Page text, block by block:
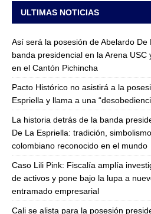
ULTIMAS NOTICIAS
Así será la posesión de Abelardo
banda presidencial en la Arena
en el Cantón Pichincha
Pacto Histórico no asistirá a la
Espriella y llama a una
La historia detrás de la banda
De La Espriella: tradición,
colombiano reconocido en el mundo
Caso Lili Pink: Fiscalía amplía
de activos y pone bajo la lupa a
entramado empresarial
Cali se alista para la posesión